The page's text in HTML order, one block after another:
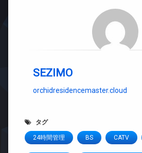
SEZIMO
orchidresidencemaster.cloud
タグ
24時間管理 BS CATV